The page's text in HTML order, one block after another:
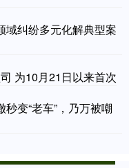
域纠纷多元化解典型案
为10月21日以来首次
变“老车”，乃万被嘲